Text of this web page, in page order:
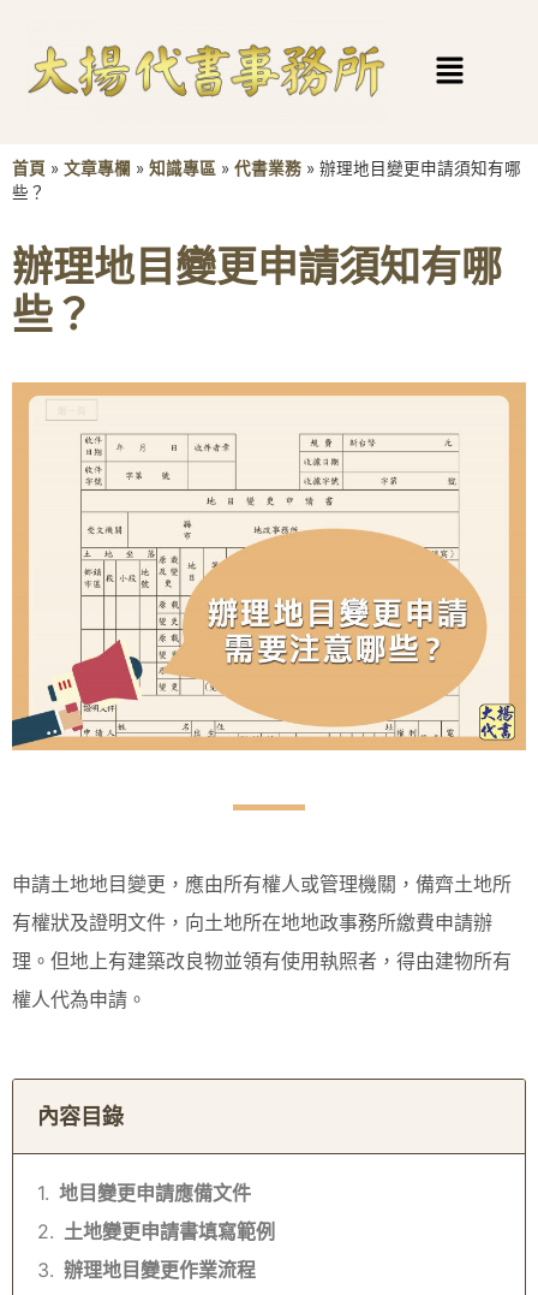
首頁 » 文章專欄 » 知識專區 » 代書業務 » 辦理地目變更申請須知有哪
些？
辦理地目變更申請須知有哪
些？
申請土地地目變更，應由所有權人或管理機關，備齊土地所
有權狀及證明文件，向土地所在地地政事務所繳費申請辦
理。但地上有建築改良物並領有使用執照者，得由建物所有
權人代為申請。
內容目錄
地目變更申請應備文件
土地變更申請書填寫範例
辦理地目變更作業流程